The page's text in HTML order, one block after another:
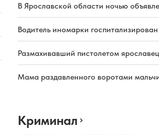
В Ярославской области ночью
Водитель иномарки
Размахивавший пистолетом
Мама раздавленного воротами
Криминал